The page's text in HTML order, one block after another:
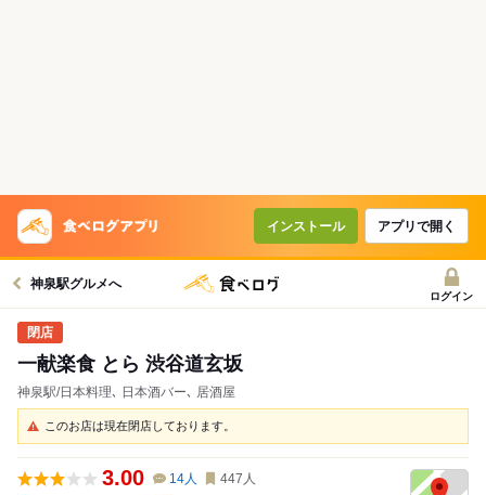
インストール アプリで開く
神泉駅グルメへ
ログイン
一献楽食 とら 渋谷道玄坂
神泉駅/日本料理､ 日本酒バー､ 居酒屋
このお店は現在閉店しております。
3.00 14人 447 人